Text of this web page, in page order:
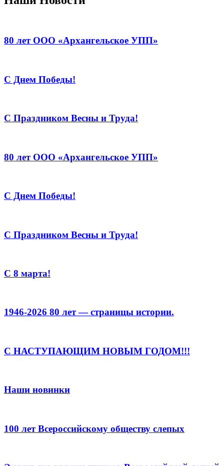
80 лет ООО «Архангельское УПП»
С Днем Победы!
С Праздником Весны и Труда!
80 лет ООО «Архангельское УПП»
С Днем Победы!
С Праздником Весны и Труда!
С 8 марта!
1946-2026 80 лет — страницы истории.
С НАСТУПАЮЩИМ НОВЫМ ГОДОМ!!!
Наши новинки
100 лет Всероссийскому обществу слепых